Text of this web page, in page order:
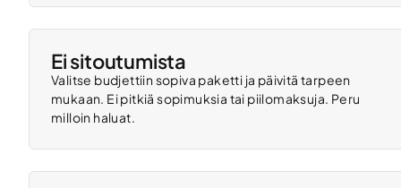
Ei sitoutumista
Valitse budjettiin sopiva paketti ja päivitä tarpeen
mukaan. Ei pitkiä sopimuksia tai piilomaksuja. Peru
milloin haluat.